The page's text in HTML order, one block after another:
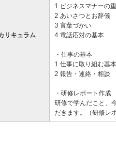
リキュラム
1 ビジネスマナー
2 あいさつとお辞儀
3 言葉づ
4 電話応対の基本
・仕事の基
1 仕事に取り組む
2 報告・連絡・相談
・研修レポート作
研修で学んだこと、
だきます。（研修レ